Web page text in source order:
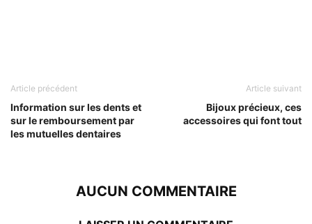
Article précédent
Information sur les dents et
sur le remboursement par
les mutuelles dentaires
Article suivant
Bijoux précieux, ces
accessoires qui font tout
AUCUN COMMENTAIRE